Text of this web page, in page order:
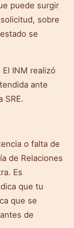
puede surgir
sobre
se
El INM realizó
ante
SRE.
o falta de
de Relaciones
Es
que tu
que se
de